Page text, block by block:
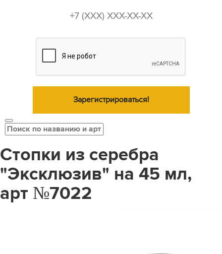
Зарегистрироваться!
Стопки из серебра
"Эксклюзив" на 45 мл,
арт №7022